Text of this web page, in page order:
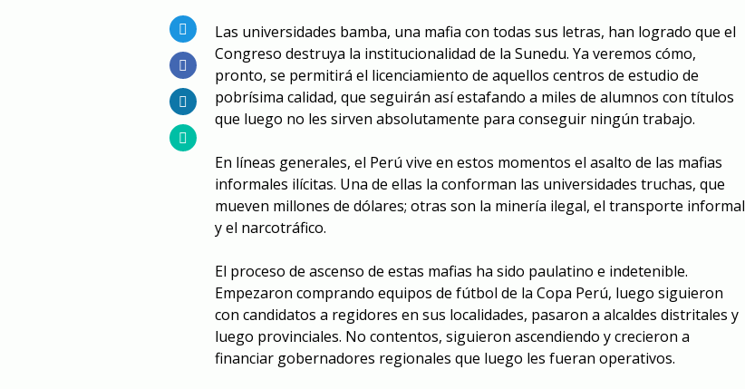
Las universidades bamba, una mafia con todas sus letras, han logrado que el
Congreso destruya la institucionalidad de la Sunedu. Ya veremos cómo,
pronto, se permitirá el licenciamiento de aquellos centros de estudio de
pobrísima calidad, que seguirán así estafando a miles de alumnos con títulos
que luego no les sirven absolutamente para conseguir ningún trabajo.
En líneas generales, el Perú vive en estos momentos el asalto de las mafias
informales ilícitas. Una de ellas la conforman las universidades truchas, que
mueven millones de dólares; otras son la minería ilegal, el transporte informal
y el narcotráfico.
El proceso de ascenso de estas mafias ha sido paulatino e indetenible.
Empezaron comprando equipos de fútbol de la Copa Perú, luego siguieron
con candidatos a regidores en sus localidades, pasaron a alcaldes distritales y
luego provinciales. No contentos, siguieron ascendiendo y crecieron a
financiar gobernadores regionales que luego les fueran operativos.